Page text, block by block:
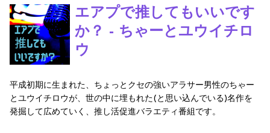
エアプで推してもいいです
か？ - ちゃーとユウイチロ
ウ
平成初期に生まれた、ちょっとクセの強いアラサー男性のちゃー
とユウイチロウが、世の中に埋もれた(と思い込んでいる)名作を
発掘して広めていく、推し活促進バラエティ番組です。